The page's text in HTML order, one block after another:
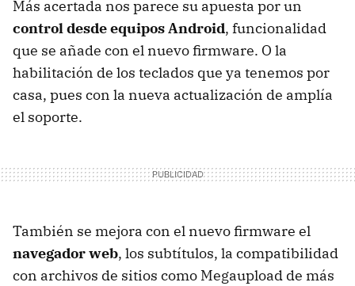
Más acertada nos parece su apuesta por un
control desde equipos Android, funcionalidad
que se añade con el nuevo firmware. O la
habilitación de los teclados que ya tenemos por
casa, pues con la nueva actualización de amplía
el soporte.
También se mejora con el nuevo firmware el
navegador web, los subtítulos, la compatibilidad
con archivos de sitios como Megaupload de más